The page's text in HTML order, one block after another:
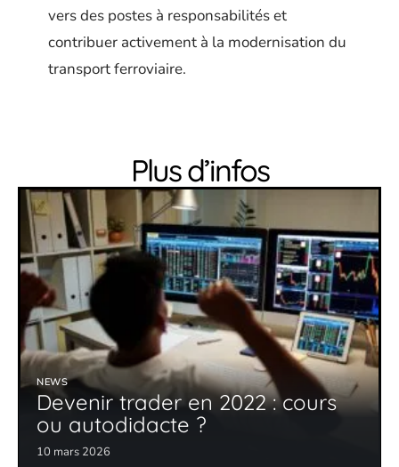
vers des postes à responsabilités et
contribuer activement à la modernisation du
transport ferroviaire.
Plus d’infos
NEWS
Devenir trader en 2022 : cours
ou autodidacte ?
10 mars 2026